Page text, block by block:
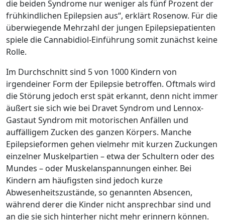
die beiden Syndrome nur weniger als fünf Prozent der
frühkindlichen Epilepsien aus“, erklärt Rosenow. Für die
überwiegende Mehrzahl der jungen Epilepsiepatienten
spiele die Cannabidiol-Einführung somit zunächst keine
Rolle.
Im Durchschnitt sind 5 von 1000 Kindern von
irgendeiner Form der Epilepsie betroffen. Oftmals wird
die Störung jedoch erst spät erkannt, denn nicht immer
äußert sie sich wie bei Dravet Syndrom und Lennox-
Gastaut Syndrom mit motorischen Anfällen und
auffälligem Zucken des ganzen Körpers. Manche
Epilepsieformen gehen vielmehr mit kurzen Zuckungen
einzelner Muskelpartien – etwa der Schultern oder des
Mundes – oder Muskelanspannungen einher. Bei
Kindern am häufigsten sind jedoch kurze
Abwesenheitszustände, so genannten Absencen,
während derer die Kinder nicht ansprechbar sind und
an die sie sich hinterher nicht mehr erinnern können.